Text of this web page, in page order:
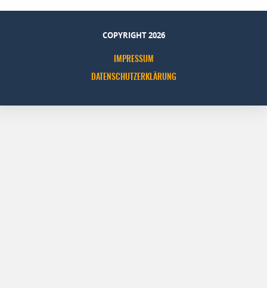
COPYRIGHT 2026
IMPRESSUM
DATENSCHUTZERKLÄRUNG